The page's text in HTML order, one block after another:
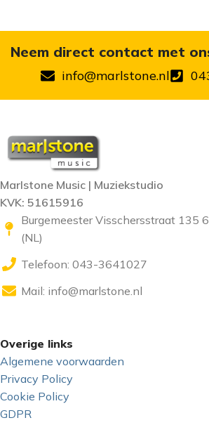
Neem direct contact met
info@marlstone.nl
Marlstone Music | Muziekstudio
KVK: 51615916
Burgemeester Visschersstraat 135
(NL)
Telefoon: 043-3641027
Mail: info@marlstone.nl
Overige links
Algemene voorwaarden
Privacy Policy
Cookie Policy
GDPR